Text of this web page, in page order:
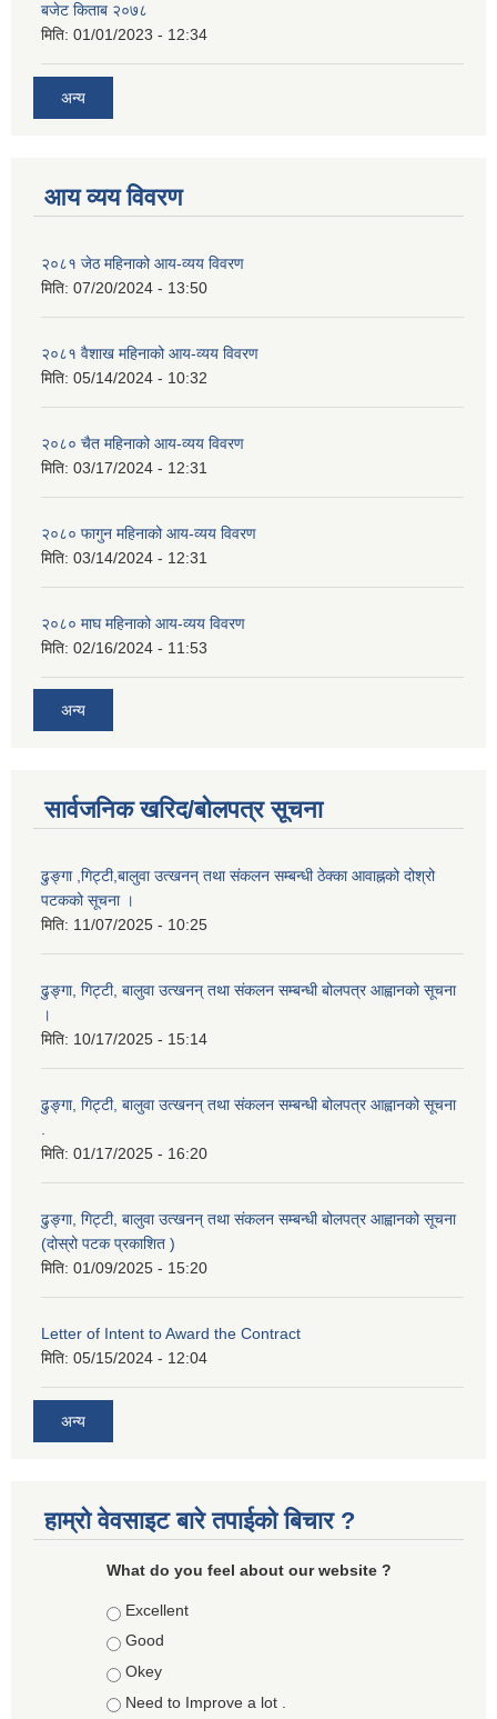
बजेट किताब २०७८
मिति: 01/01/2023 - 12:34
अन्य
आय व्यय विवरण
२०८१ जेठ महिनाको आय-व्यय विवरण
मिति: 07/20/2024 - 13:50
२०८१ वैशाख महिनाको आय-व्यय विवरण
मिति: 05/14/2024 - 10:32
२०८० चैत महिनाको आय-व्यय विवरण
मिति: 03/17/2024 - 12:31
२०८० फागुन महिनाको आय-व्यय विवरण
मिति: 03/14/2024 - 12:31
२०८० माघ महिनाको आय-व्यय विवरण
मिति: 02/16/2024 - 11:53
अन्य
सार्वजनिक खरिद/बोलपत्र सूचना
ढुङ्गा ,गिट्टी,बालुवा उत्खनन् तथा संकलन सम्बन्धी ठेक्का आवाह्नको दोश्रो
पटकको सूचना ।
मिति: 11/07/2025 - 10:25
ढुङ्गा, गिट्टी, बालुवा उत्खनन् तथा संकलन सम्बन्धी बोलपत्र आह्वानको सूचना
।
मिति: 10/17/2025 - 15:14
ढुङ्गा, गिट्टी, बालुवा उत्खनन् तथा संकलन सम्बन्धी बोलपत्र आह्वानको सूचना
.
मिति: 01/17/2025 - 16:20
ढुङ्गा, गिट्टी, बालुवा उत्खनन् तथा संकलन सम्बन्धी बोलपत्र आह्वानको सूचना
(दोस्रो पटक प्रकाशित )
मिति: 01/09/2025 - 15:20
Letter of Intent to Award the Contract
मिति: 05/15/2024 - 12:04
अन्य
हाम्रो वेवसाइट बारे तपाईको बिचार ?
What do you feel about our website ?
Choices
Excellent
Good
Okey
Need to Improve a lot .